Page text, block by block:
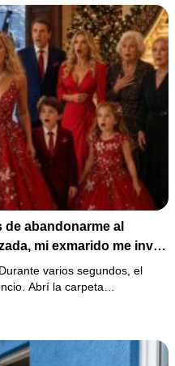
abandonarme al
mi exmarido me invitó
de que podría burlarse
y sin hijos. Lo
noche sería él quien
varios segundos, el
Abrí la carpeta…